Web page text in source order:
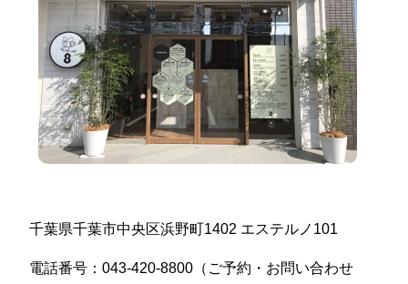
千葉県千葉市中央区浜野町1402 エステルノ101
電話番号：043-420-8800（ご予約・お問い合わせ